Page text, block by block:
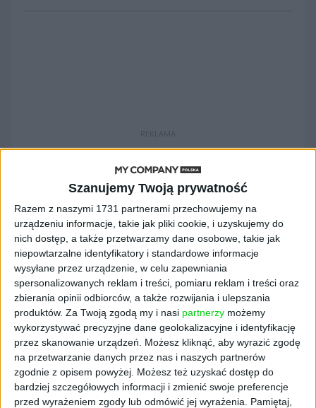
Szanujemy Twoją prywatność
Razem z naszymi 1731 partnerami przechowujemy na
urządzeniu informacje, takie jak pliki cookie, i uzyskujemy do
nich dostęp, a także przetwarzamy dane osobowe, takie jak
niepowtarzalne identyfikatory i standardowe informacje
wysyłane przez urządzenie, w celu zapewniania
spersonalizowanych reklam i treści, pomiaru reklam i treści oraz
zbierania opinii odbiorców, a także rozwijania i ulepszania
produktów. Za Twoją zgodą my i nasi partnerzy możemy
wykorzystywać precyzyjne dane geolokalizacyjne i identyfikację
przez skanowanie urządzeń. Możesz kliknąć, aby wyrazić zgodę
na przetwarzanie danych przez nas i naszych partnerów
zgodnie z opisem powyżej. Możesz też uzyskać dostęp do
bardziej szczegółowych informacji i zmienić swoje preferencje
przed wyrażeniem zgody lub odmówić jej wyrażenia.
Pamiętaj,
REKLAMA
Jak wynika z projektu ustawy, pracodawca
będzie mógł zwolnić pracownika bez
konieczności uruchomienia procedury
zwolnień grupowych w sytuacji, jeśli
pracownik posiada inne, dodatkowe źródło
utrzymania. Wystarczy np. emerytura, renta
czy działalność gospodarcza. Pracodawca
takim osobom będzie mógł również zmienić
warunki zatrudnienia.